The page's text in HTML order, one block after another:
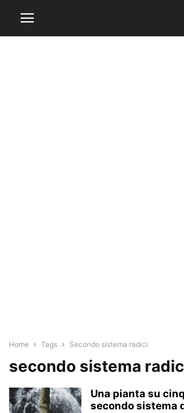
Home Tags Secondo sistema radici
secondo sistema
Una pianta su
secondo sistema